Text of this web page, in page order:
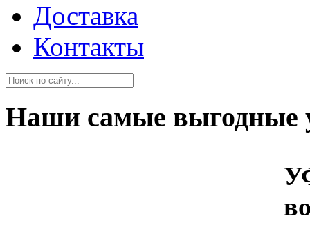
Доставка
Контакты
Наши самые выгодные